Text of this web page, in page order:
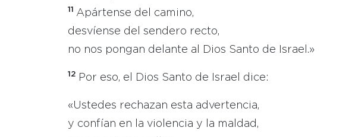
11 Apártense del camino,
desvíense del sendero recto,
no nos pongan delante al Dios Santo de Israel.»
12 Por eso, el Dios Santo de Israel dice:
«Ustedes rechazan esta advertencia,
y confían en la violencia y la maldad,